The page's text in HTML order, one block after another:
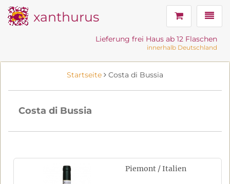
xanthurus
Lieferung frei Haus ab 12 Flaschen
innerhalb Deutschland
Startseite Costa di Bussia
Costa di Bussia
Piemont / Italien